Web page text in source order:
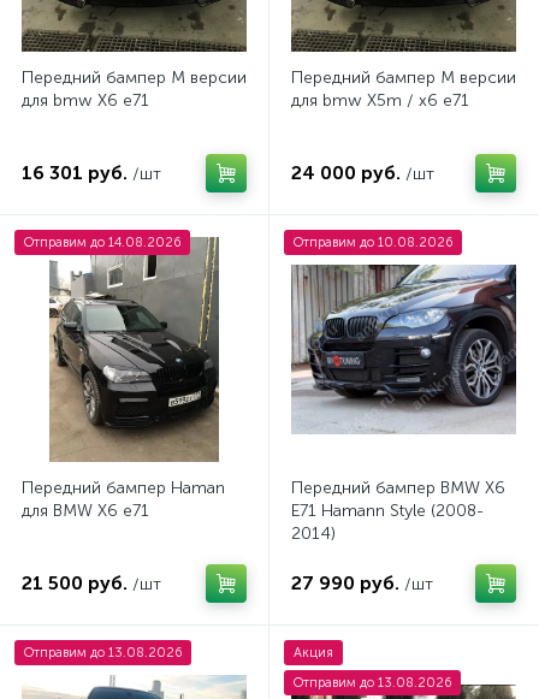
Передний бампер М версии
для bmw X6 e71
16 301 руб. /шт
Передний бампер М версии
для bmw Х5m / x6 e71
24 000 руб. /шт
Отправим до 14.08.2026
Передний бампер Haman
для BMW X6 e71
21 500 руб. /шт
Отправим до 10.08.2026
Передний бампер BMW X6
E71 Hamann Style (2008-
2014)
27 990 руб. /шт
Отправим до 13.08.2026
Акция
Отправим до 13.08.2026